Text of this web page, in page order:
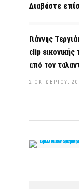
Διαβάστε
Γιάννης
clip εικονικής
από τον
2 ΟΚΤΩΒΡΊΟΥ,